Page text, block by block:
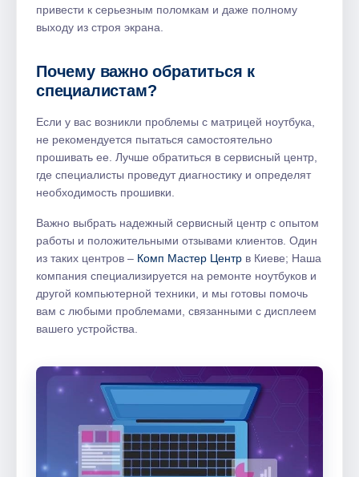
привести к серьезным поломкам и даже полному
выходу из строя экрана.
Почему важно обратиться к
специалистам?
Если у вас возникли проблемы с матрицей ноутбука,
не рекомендуется пытаться самостоятельно
прошивать ее. Лучше обратиться в сервисный центр,
где специалисты проведут диагностику и определят
необходимость прошивки.
Важно выбрать надежный сервисный центр с опытом
работы и положительными отзывами клиентов. Один
из таких центров – Комп Мастер Центр в Киеве; Наша
компания специализируется на ремонте ноутбуков и
другой компьютерной техники, и мы готовы помочь
вам с любыми проблемами, связанными с дисплеем
вашего устройства.